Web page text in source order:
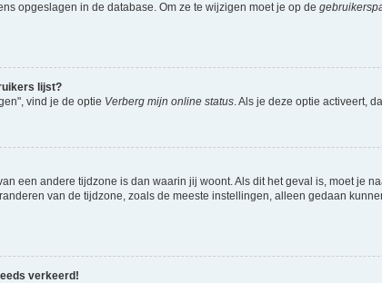
opgeslagen in de database. Om ze te wijzigen moet je op de
lijst?
vind je de optie Verberg mijn online status. Als je deze optie activeert,
een andere tijdzone is dan waarin jij woont. Als dit het geval is, moet
van de tijdzone, zoals de meeste instellingen, alleen gedaan
verkeerd!